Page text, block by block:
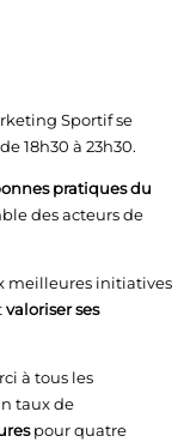
Sportif se
18h30 à 23h30.
pratiques du
des acteurs de
meilleures initiatives
valoriser ses
à tous les
taux de
pour quatre